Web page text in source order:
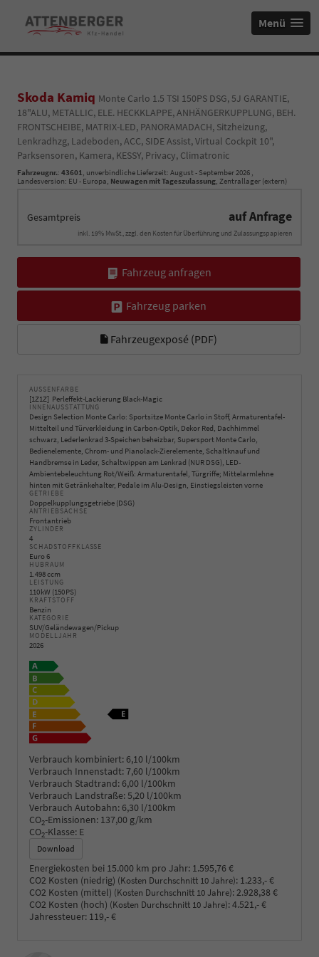
Menü
Skoda Kamiq Monte Carlo 1.5 TSI 150PS DSG, 5J GARANTIE,
18"ALU, METALLIC, ELE. HECKKLAPPE, ANHÄNGERKUPPLUNG, BEH.
FRONTSCHEIBE, MATRIX-LED, PANORAMADACH, Sitzheizung,
Lenkradhzg, Ladeboden, ACC, SIDE Assist, Virtual Cockpit 10",
Parksensoren, Kamera, KESSY, Privacy, Climatronic
Fahrzeugnr.: 43601, unverbindliche Lieferzeit: August - September 2026 ,
Landesversion: EU - Europa, Neuwagen mit Tageszulassung, Zentrallager (extern)
Gesamtpreis auf Anfrage
inkl. 19% MwSt., zzgl. den Kosten für Überführung und Zulassungspapieren
Fahrzeug anfragen
Fahrzeug parken
Fahrzeugexposé (PDF)
AUSSENFARBE
1Z1Z Perleffekt-Lackierung Black-Magic
INNENAUSSTATTUNG
Design Selection Monte Carlo: Sportsitze Monte Carlo in Stoff, Armaturentafel-
Mittelteil und Türverkleidung in Carbon-Optik, Dekor Red, Dachhimmel
schwarz, Lederlenkrad 3-Speichen beheizbar, Supersport Monte Carlo,
Bedienelemente, Chrom- und Pianolack-Zierelemente, Schaltknauf und
Handbremse in Leder, Schaltwippen am Lenkrad (NUR DSG), LED-
Ambientebeleuchtung Rot/Weiß: Armaturentafel, Türgriffe; Mittelarmlehne
hinten mit Getränkehalter, Pedale im Alu-Design, Einstiegsleisten vorne
GETRIEBE
Doppelkupplungsgetriebe (DSG)
ANTRIEBSACHSE
Frontantrieb
ZYLINDER
4
SCHADSTOFFKLASSE
Euro 6
HUBRAUM
1.498 ccm
LEISTUNG
110 kW (150 PS)
KRAFTSTOFF
Benzin
KATEGORIE
SUV/Geländewagen/Pickup
MODELLJAHR
2026
Verbrauch kombiniert: 6,10 l/100km
Verbrauch Innenstadt:7,60 l/100km
Verbrauch Stadtrand: 6,00 l/100km
Verbrauch Landstraße:5,20 l/100km
Verbrauch Autobahn: 6,30 l/100km
CO2-Emissionen: 137,00 g/km
CO2-Klasse: E
Download
Energiekosten bei 15.000 km pro Jahr: 1.595,76 €
CO2 Kosten (niedrig) (Kosten Durchschnitt 10 Jahre): 1.233,- €
CO2 Kosten (mittel) (Kosten Durchschnitt 10 Jahre):2.928,38 €
CO2 Kosten (hoch) (Kosten Durchschnitt 10 Jahre):4.521,- €
Jahressteuer: 119,- €